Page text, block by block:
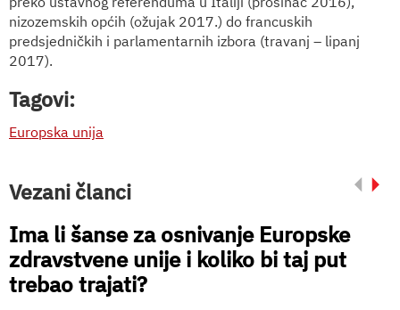
nizozemskih općih (ožujak 2017.) do francuskih
predsjedničkih i parlamentarnih izbora (travanj – lipanj
2017).
Tagovi:
Europska unija
Vezani članci
Ima li šanse za osnivanje Europske
zdravstvene unije i koliko bi taj put
trebao trajati?